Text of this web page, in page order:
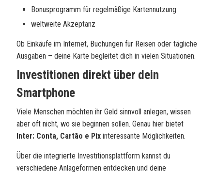
Bonusprogramm für regelmäßige Kartennutzung
weltweite Akzeptanz
Ob Einkäufe im Internet, Buchungen für Reisen oder tägliche
Ausgaben – deine Karte begleitet dich in vielen Situationen.
Investitionen direkt über dein
Smartphone
Viele Menschen möchten ihr Geld sinnvoll anlegen, wissen
aber oft nicht, wo sie beginnen sollen. Genau hier bietet
Inter: Conta, Cartão e Pix interessante Möglichkeiten.
Über die integrierte Investitionsplattform kannst du
verschiedene Anlageformen entdecken und deine